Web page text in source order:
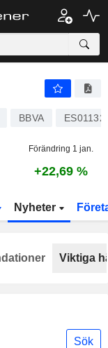
BBVA
Förändring 1 jan.
+22,69 %
Nyheter
Sök
Viktiga